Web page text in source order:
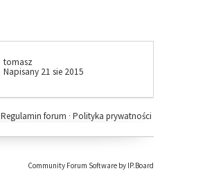
tomasz
Napisany 21 sie 2015
Polityka prywatności
Regulamin forum ·
Community Forum Software by IP.Board